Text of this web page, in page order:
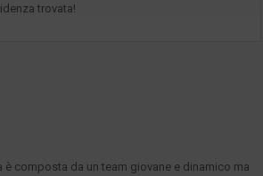
trovata!
è composta da un team giovane e dinamico ma